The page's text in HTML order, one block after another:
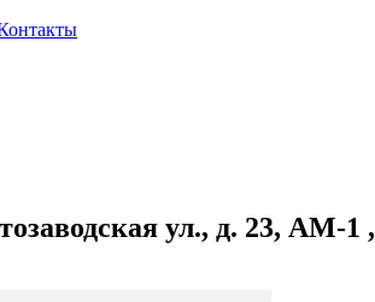
ул., д. 23, АМ-1 ,